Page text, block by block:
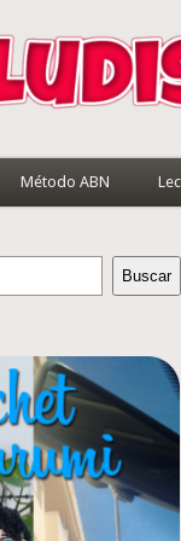
Método ABN
Buscar